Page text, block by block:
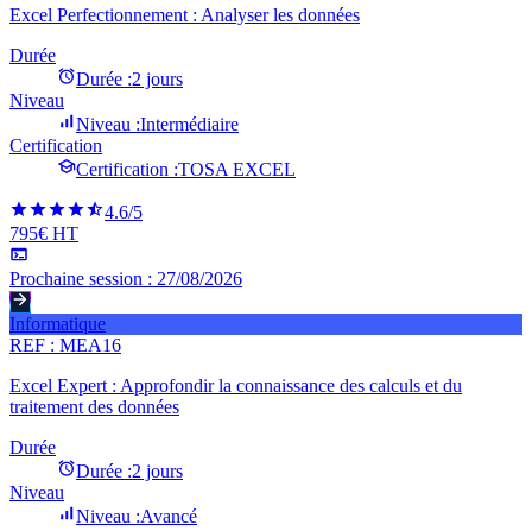
Excel Perfectionnement : Analyser les données
Durée
Durée :2 jours
Niveau
Niveau :Intermédiaire
Certification
Certification :TOSA EXCEL
4.6/5
795€ HT
Prochaine session : 27/08/2026
Informatique
REF : MEA16
Excel Expert : Approfondir la connaissance des calculs et du
traitement des données
Durée
Durée :2 jours
Niveau
Niveau :Avancé